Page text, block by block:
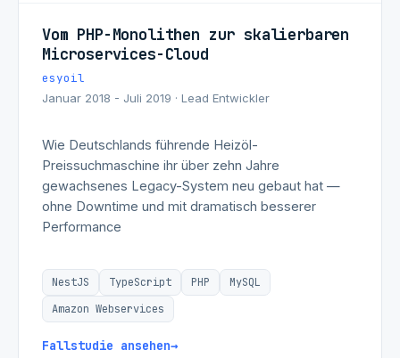
Vom PHP-Monolithen zur skalierbaren
Microservices-Cloud
esyoil
Januar 2018 - Juli 2019 · Lead Entwickler
Wie Deutschlands führende Heizöl-
Preissuchmaschine ihr über zehn Jahre
gewachsenes Legacy-System neu gebaut hat —
ohne Downtime und mit dramatisch besserer
Performance
NestJS TypeScript PHP
MySQL
Amazon Webservices
Fallstudie ansehen→